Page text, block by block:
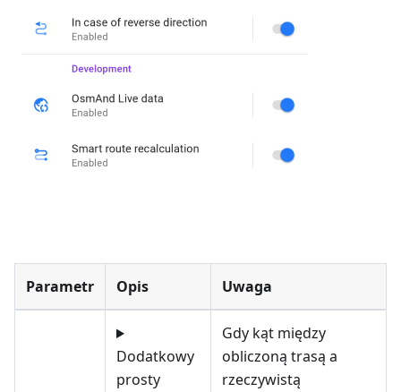
Parametr Opis Uwaga
Dodatkowy
prosty
Gdy kąt między
obliczoną trasą a
rzeczywistą